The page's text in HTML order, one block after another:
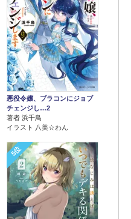
悪役令嬢、ブラコンにジョブ
チェンジし…2
著者 浜千鳥
イラスト 八美☆わん
5位